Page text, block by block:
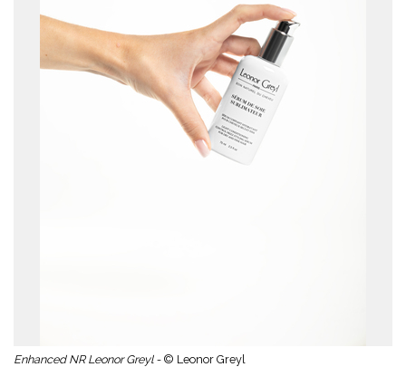
Enhanced NR Leonor Greyl - © Leonor Greyl